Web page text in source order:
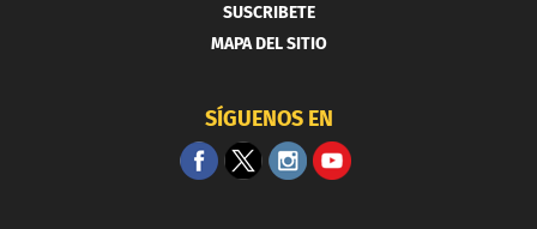
SUSCRIBETE
MAPA DEL SITIO
SÍGUENOS EN